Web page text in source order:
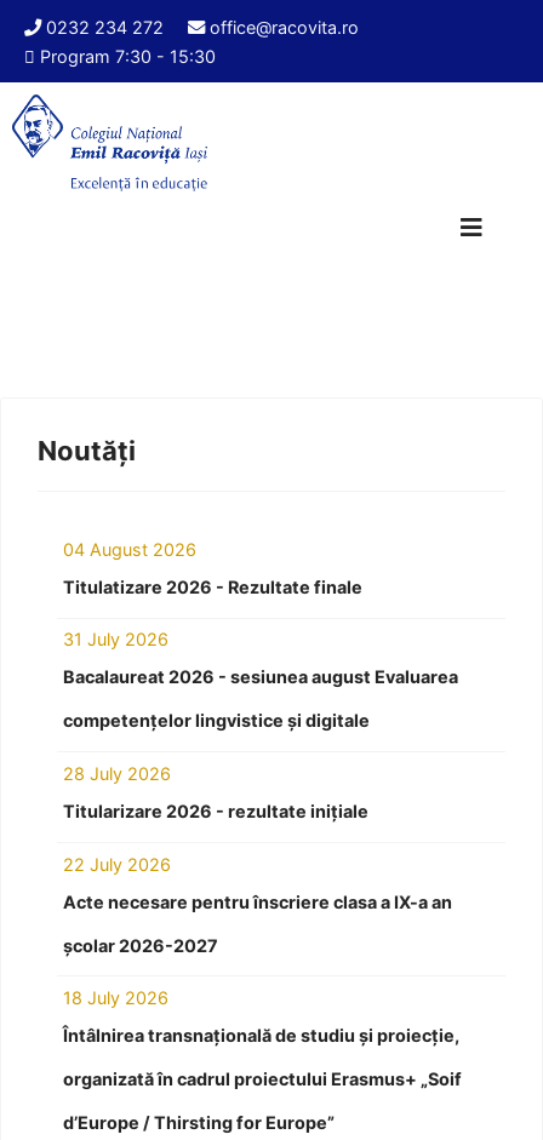
0232 234 272
office@racovita.ro
Program 7:30 - 15:30
Noutăți
04 August 2026
Titulatizare 2026 - Rezultate finale
31 July 2026
Bacalaureat 2026 - sesiunea august Evaluarea
competențelor lingvistice și digitale
28 July 2026
Titularizare 2026 - rezultate inițiale
22 July 2026
Acte necesare pentru înscriere clasa a IX-a an
școlar 2026-2027
18 July 2026
Întâlnirea transnațională de studiu și proiecție,
organizată în cadrul proiectului Erasmus+ „Soif
d’Europe / Thirsting for Europe”